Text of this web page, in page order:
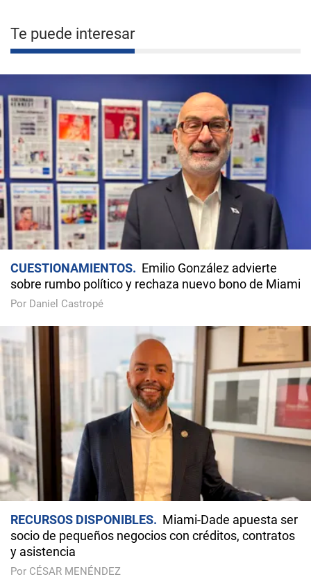
Te puede interesar
CUESTIONAMIENTOS
Emilio González advierte
sobre rumbo político y rechaza nuevo bono de Miami
Por Daniel Castropé
RECURSOS DISPONIBLES
Miami-Dade apuesta ser
socio de pequeños negocios con créditos, contratos
y asistencia
Por CÉSAR MENÉNDEZ